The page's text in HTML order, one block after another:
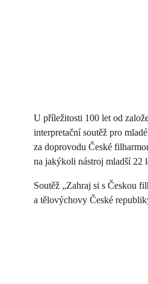
U příležitosti 100 let od
interpretační soutěž pro
za doprovodu České
na jakýkoli nástroj mladší 22
Soutěž „Zahraj si s Českou
a tělovýchovy České